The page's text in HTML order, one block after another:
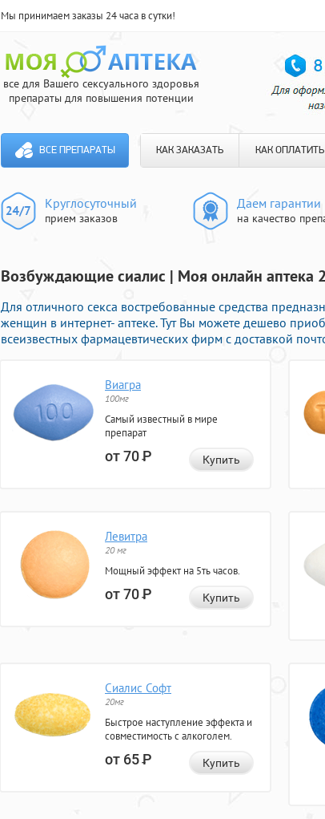
Мы принимаем заказы 24 часа в сутки!
все для Вашего сексуального здоровья
препараты для повышения потенции
ВСЕ ПРЕПАРАТЫ КАК ЗАКАЗАТЬ КАК ОПЛАТИТЬ
Круглосуточный
прием заказов
Даем гарантии
на качество
Возбуждающие сиалис | Моя онлайн аптека
Для отличного секса востребованные средства
женщин в интернет- аптеке. Тут Вы можете дешево
всеизвестных фармацевтических фирм с доставкой
Виагра
100мг
Самый известный в мире
препарат
от 70Р Купить
Левитра
20 мг
Мощный эффект на 5ть часов.
от 70Р Купить
Сиалис Софт
20мг
Быстрое наступление эффекта и
совместимость с алкоголем.
от 65Р Купить